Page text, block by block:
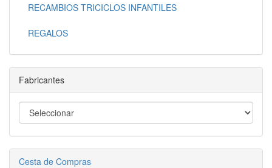
RECAMBIOS TRICICLOS INFANTILES
REGALOS
Fabricantes
Cesta de Compras